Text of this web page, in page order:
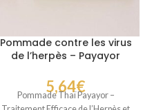
Pommade contre les virus
de l’herpès – Payayor
5,64€
Pommade Thaï Payayor –